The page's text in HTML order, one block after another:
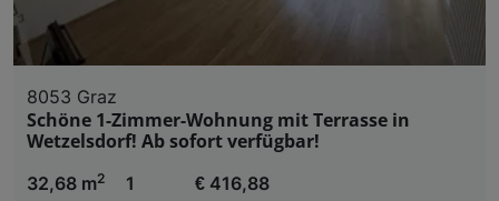
8053 Graz
Schöne 1-Zimmer-Wohnung mit Terrasse in
Wetzelsdorf! Ab sofort verfügbar!
32,68 m2
1 € 416,88